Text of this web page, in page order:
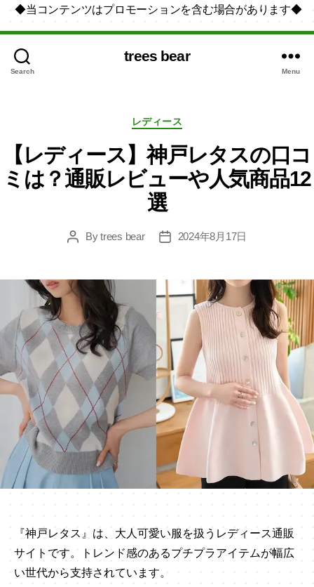
◆当コンテンツはプロモーションを含む場合があります◆
Search
trees bear
Menu
Categories
レディース
【レディース】神戸レタスの口コ
ミは？通販レビューや人気商品12
選
PostBytrees bear
Post2024年8月17日
『神戸レタス』は、大人可愛い服を扱うレディース通販
サイトです。トレンド感のあるプチプラアイテムが幅広
い世代から支持されています。